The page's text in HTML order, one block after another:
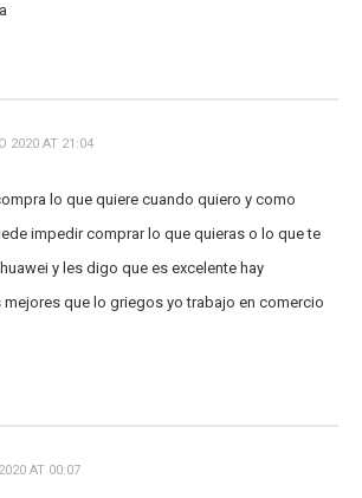
2020 AT 21:04
lo que quiere cuando quiero y como
impedir comprar lo que quieras o lo que te
y les digo que es excelente hay
que lo griegos yo trabajo en comercio
AT 00:07